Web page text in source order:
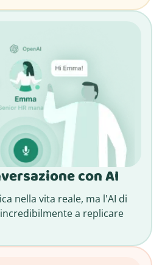
con AI
nella vita reale, ma l'AI di
a replicare